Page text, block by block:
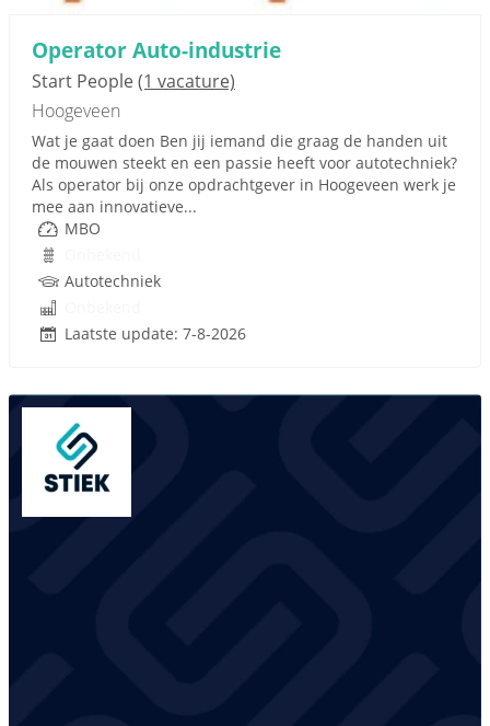
Operator Auto-industrie
Start People(1 vacature)
Hoogeveen
Wat je gaat doen Ben jij iemand die graag de handen uit
de mouwen steekt en een passie heeft voor autotechniek?
Als operator bij onze opdrachtgever in Hoogeveen werk je
mee aan innovatieve...
MBO
Autotechniek
Laatste update: 7-8-2026